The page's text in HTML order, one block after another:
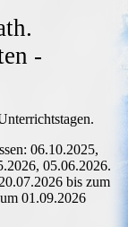
-
06.10.2025,
05.06.2026.
bis zum
01.09.2026